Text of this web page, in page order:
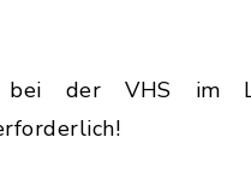
bei der VHS im